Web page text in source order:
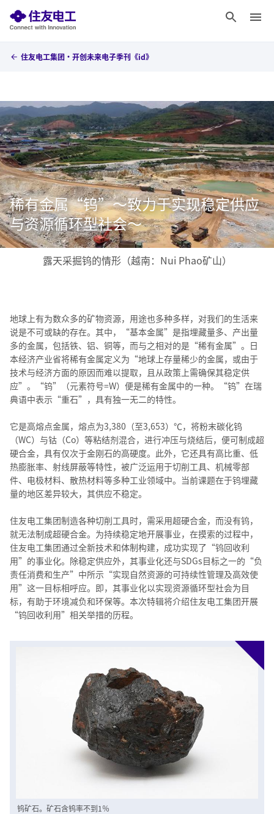
住友电工集团・开创未来电子季刊《id》
稀有金属“钨”～致力于实现稳定供应
与资源循环型社会～
露天采掘钨的情形（越南：Nui Phao矿山）
地球上有为数众多的矿物资源，用途也多种多样，对我们的生活来
说是不可或缺的存在。其中，“基本金属”是指埋藏量多、产出量
多的金属，包括铁、铝、铜等，而与之相对的是“稀有金属”。日
本经济产业省将稀有金属定义为“地球上存量稀少的金属，或由于
技术与经济方面的原因而难以提取，且从政策上需确保其稳定供
应”。“钨”（元素符号=W）便是稀有金属中的一种。“钨”在瑞
典语中表示“重石”，具有独一无二的特性。
它是高熔点金属，熔点为3,380（至3,653）℃，将粉末碳化钨
（WC）与钴（Co）等粘结剂混合，进行冲压与烧结后，便可制成超
硬合金，具有仅次于金刚石的高硬度。此外，它还具有高比重、低
热膨胀率、射线屏蔽等特性，被广泛运用于切削工具、机械零部
件、电极材料、散热材料等多种工业领域中。当前课题在于钨埋藏
量的地区差异较大，其供应不稳定。
住友电工集团制造各种切削工具时，需采用超硬合金，而没有钨，
就无法制成超硬合金。为持续稳定地开展事业，在摸索的过程中，
住友电工集团通过全新技术和体制构建，成功实现了“钨回收利
用”的事业化。除稳定供应外，其事业化还与SDGs目标之一的“负
责任消费和生产”中所示“实现自然资源的可持续性管理及高效使
用”这一目标相呼应。即，其事业化以实现资源循环型社会为目
标，有助于环境减负和环保等。本次特辑将介绍住友电工集团开展
“钨回收利用”相关举措的历程。
钨矿石。矿石含钨率不到1％